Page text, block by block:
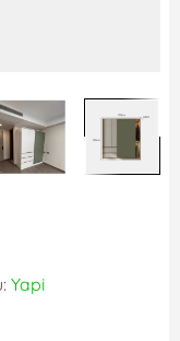
Yapi